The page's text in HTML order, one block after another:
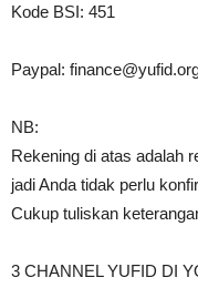
Kode BSI: 451
Paypal:
NB:
Rekening di atas adalah
jadi Anda tidak perlu
Cukup tuliskan
3 CHANNEL YUFID DI